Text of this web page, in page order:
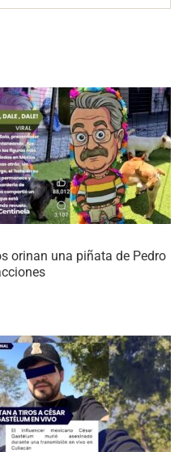
orinan una piñata de Pedro